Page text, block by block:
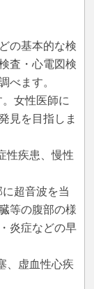
の基本的な検
査・心電図検
べます。
女性医師に
見を目指しま
性疾患、慢性
超音波を当
等の腹部の様
炎症などの早
、虚血性心疾